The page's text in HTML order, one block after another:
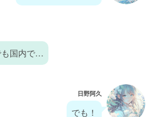
も国内で…
日野阿久
でも！